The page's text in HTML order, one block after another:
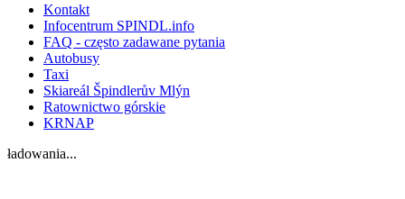
Kontakt
Infocentrum SPINDL.info
FAQ - często zadawane pytania
Autobusy
Taxi
Skiareál Špindlerův Mlýn
Ratownictwo górskie
KRNAP
ładowania...